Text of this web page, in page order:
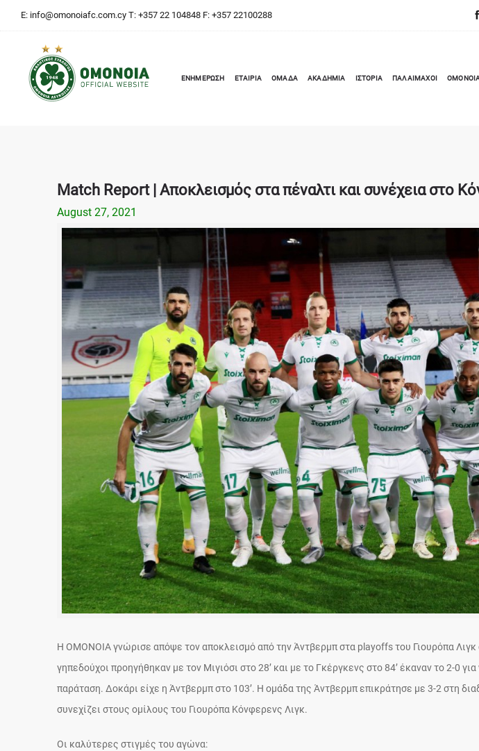
E: info@omonoiafc.com.cy T: +357 22 104848 F: +357 22100288
ΕΝΗΜΕΡΩΣΗ ΕΤΑΙΡΙΑ ΟΜΑΔΑ ΑΚΑΔΗΜΙΑ ΙΣΤΟΡΙΑ ΠΑΛΑΙΜΑΧΟΙ
Match Report | Αποκλεισμός στα πέναλτι και συνέχεια στο
August 27, 2021
Η ΟΜΟΝΟΙΑ γνώρισε απόψε τον αποκλεισμό από την Άντβερμπ στα playoffs του Γιουρόπα Λιγκ
γηπεδούχοι προηγήθηκαν με τον Μιγιόσι στο 28’ και με το Γκέργκενς στο 84’ έκαναν το 2-0
παράταση. Δοκάρι είχε η Άντβερμπ στο 103’. Η ομάδα της Άντβερμπ επικράτησε με 3-2 στη
συνεχίζει στους ομίλους του Γιουρόπα Κόνφερενς Λιγκ.
Οι καλύτερες στιγμές του αγώνα: